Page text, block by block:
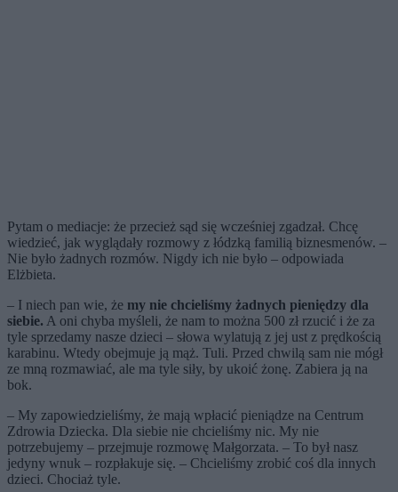
Pytam o mediacje: że przecież sąd się wcześniej zgadzał. Chcę
wiedzieć, jak wyglądały rozmowy z łódzką familią biznesmenów. –
Nie było żadnych rozmów. Nigdy ich nie było – odpowiada
Elżbieta.
– I niech pan wie, że my nie chcieliśmy żadnych pieniędzy dla
siebie. A oni chyba myśleli, że nam to można 500 zł rzucić i że za
tyle sprzedamy nasze dzieci – słowa wylatują z jej ust z prędkością
karabinu. Wtedy obejmuje ją mąż. Tuli. Przed chwilą sam nie mógł
ze mną rozmawiać, ale ma tyle siły, by ukoić żonę. Zabiera ją na
bok.
– My zapowiedzieliśmy, że mają wpłacić pieniądze na Centrum
Zdrowia Dziecka. Dla siebie nie chcieliśmy nic. My nie
potrzebujemy – przejmuje rozmowę Małgorzata. – To był nasz
jedyny wnuk – rozpłakuje się. – Chcieliśmy zrobić coś dla innych
dzieci. Chociaż tyle.